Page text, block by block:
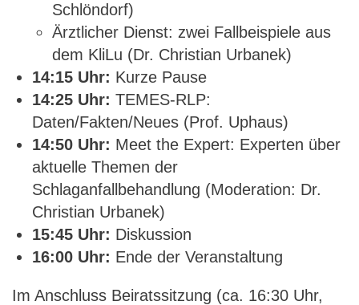
Schlöndorf)
Ärztlicher Dienst: zwei Fallbeispiele aus
dem KliLu (Dr. Christian Urbanek)
14:15 Uhr: Kurze Pause
14:25 Uhr: TEMES-RLP:
Daten/Fakten/Neues (Prof. Uphaus)
14:50 Uhr: Meet the Expert: Experten über
aktuelle Themen der
Schlaganfallbehandlung (Moderation: Dr.
Christian Urbanek)
15:45 Uhr: Diskussion
16:00 Uhr: Ende der Veranstaltung
Im Anschluss Beiratssitzung (ca. 16:30 Uhr,